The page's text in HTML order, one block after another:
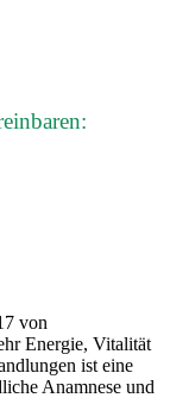
von
Energie, Vitalität
ist eine
Anamnese und